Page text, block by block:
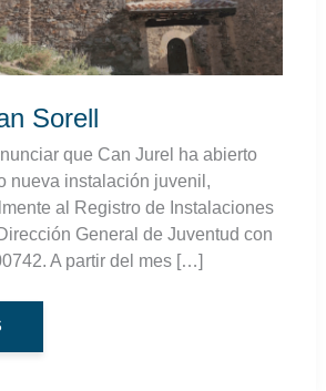
Sorell
que Can Jurel ha abierto
nueva instalación juvenil,
al Registro de Instalaciones
General de Juventud con
A partir del mes […]